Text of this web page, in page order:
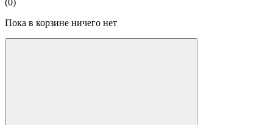
Пока в корзине ничего нет